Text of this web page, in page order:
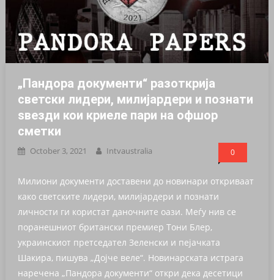
„Пандора документи“ разоткрија
светски лидери, милијардери и познати
ѕвезди кои криеле пари на офшор
сметки
October 3, 2021 Intvaustralia 0
Милиони документи доставени до новинари откриваат
како светските лидери, милијардери и познати
личности ги користат даночните оази. Меѓу нив се
поранешниот британски премиер Тони Блер,
украинскиот претседател Зеленски и пејачката
Шакира, пишува „Дојче веле“. Новинарската истрага
наречена „Пандорa документи“ откри дека десетици